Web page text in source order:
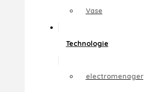
Vase
Technologie
electromenager